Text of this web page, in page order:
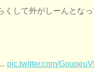
くして外がしーんとな
pic.twitter.com/